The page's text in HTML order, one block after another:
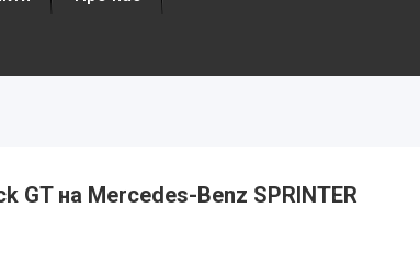
GT на Mercedes-Benz SPRINTER